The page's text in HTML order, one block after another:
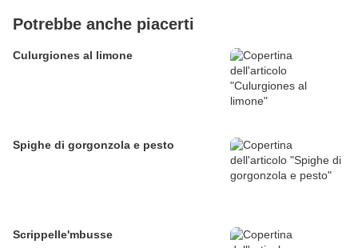
Potrebbe anche piacerti
Culurgiones al limone
Spighe di gorgonzola e pesto
Scrippelle'mbusse